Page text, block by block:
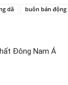
dã buôn bán động
Đông Nam Á